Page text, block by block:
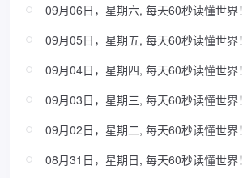
09月06日，星期六, 每天60秒读懂世界！
09月05日，星期五, 每天60秒读懂世界！
09月04日，星期四, 每天60秒读懂世界！
09月03日，星期三, 每天60秒读懂世界！
09月02日，星期二, 每天60秒读懂世界！
08月31日，星期日, 每天60秒读懂世界！